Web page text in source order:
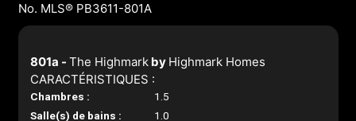
No. MLS® PB3611-801A
801a - The Highmarkby Highmark Homes
CARACTÉRISTIQUES :
Chambres :
1.5
Salle(s) de bains :
1.0